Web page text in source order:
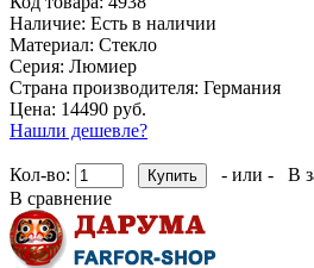
Наличие: Есть в наличии
Материал: Стекло
Серия: Люмиер
Страна производителя: Германия
Цена: 14490 руб.
Нашли дешевле?
Кол-во: - или -
В
В сравнение